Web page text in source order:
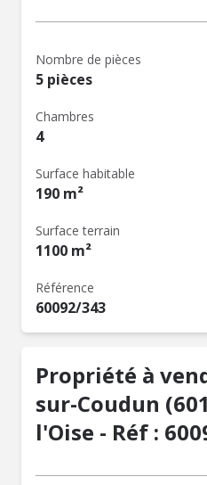
Nombre de pièces
5 pièces
Chambres
4
Surface habitable
190 m²
Surface terrain
1100 m²
Référence
60092/343
Propriété à
sur-Coudun
l'Oise - Réf :